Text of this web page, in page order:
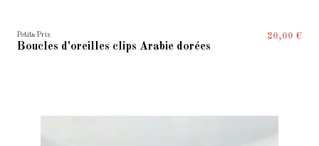
Petits Prix
Boucles d'oreilles clips Arabie dorées
20,00 €